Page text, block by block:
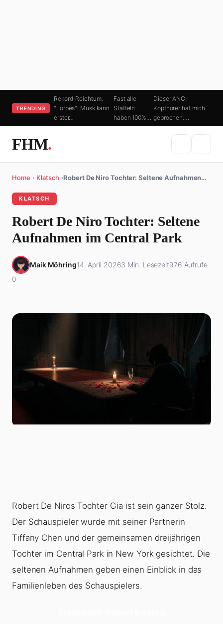
TRENDING
Rekord-Reichtum:
"Forbes": Musk kann
erster…
Fast alle
Staffeln
haben 100%…
Dieser ANC-
Kopfhörer hat mich
gebrochen:…
FHM.
Home › Klatsch ›Robert De Niro Tochter: Seltene Aufnahmen…
KLATSCH
Robert De Niro Tochter: Seltene
Aufnahmen im Central Park
Maik Möhring14. April 20263 Min. Lesezeit976 Aufrufe
0
Robert De Niros Tochter Gia ist sein ganzer Stolz.
Der Schauspieler wurde mit seiner Partnerin
Tiffany Chen und der gemeinsamen dreijährigen
Tochter im Central Park in New York gesichtet. Die
seltenen Aufnahmen geben einen Einblick in das
Familienleben des Schauspielers.